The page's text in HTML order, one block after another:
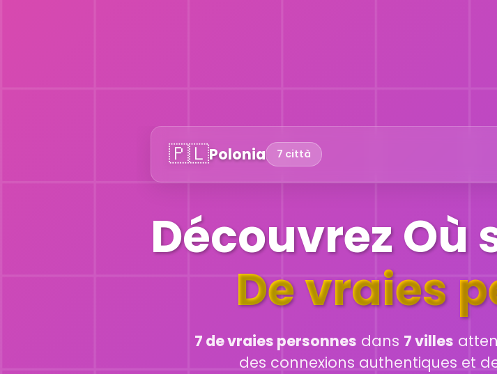
🇵🇱Polonia 7 città
Découvrez Où
De vraies
7 de vraies personnes dans 7 villes
des connexions authentiques et